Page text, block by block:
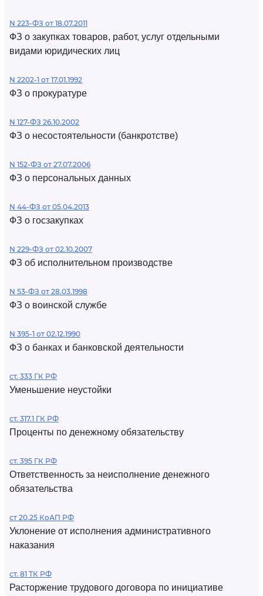
N 223-ФЗ от 18.07.2011
ФЗ о закупках товаров, работ, услуг отдельными
видами юридических лиц
N 2202-1 от 17.01.1992
ФЗ о прокуратуре
N 127-ФЗ 26.10.2002
ФЗ о несостоятельности (банкротстве)
N 152-ФЗ от 27.07.2006
ФЗ о персональных данных
N 44-ФЗ от 05.04.2013
ФЗ о госзакупках
N 229-ФЗ от 02.10.2007
ФЗ об исполнительном производстве
N 53-ФЗ от 28.03.1998
ФЗ о воинской службе
N 395-1 от 02.12.1990
ФЗ о банках и банковской деятельности
ст. 333 ГК РФ
Уменьшение неустойки
ст. 317.1 ГК РФ
Проценты по денежному обязательству
ст. 395 ГК РФ
Ответственность за неисполнение денежного
обязательства
ст 20.25 КоАП РФ
Уклонение от исполнения административного
наказания
ст. 81 ТК РФ
Расторжение трудового договора по инициативе